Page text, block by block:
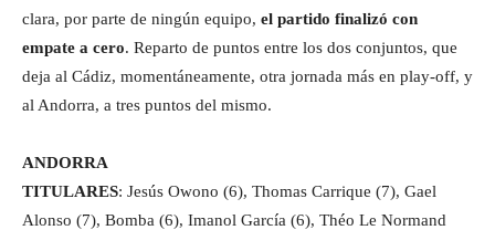
clara, por parte de ningún equipo, el partido finalizó con
empate a cero. Reparto de puntos entre los dos conjuntos, que
deja al Cádiz, momentáneamente, otra jornada más en play-off, y
al Andorra, a tres puntos del mismo.
ANDORRA
TITULARES: Jesús Owono (6), Thomas Carrique (7), Gael
Alonso (7), Bomba (6), Imanol García (6), Théo Le Normand